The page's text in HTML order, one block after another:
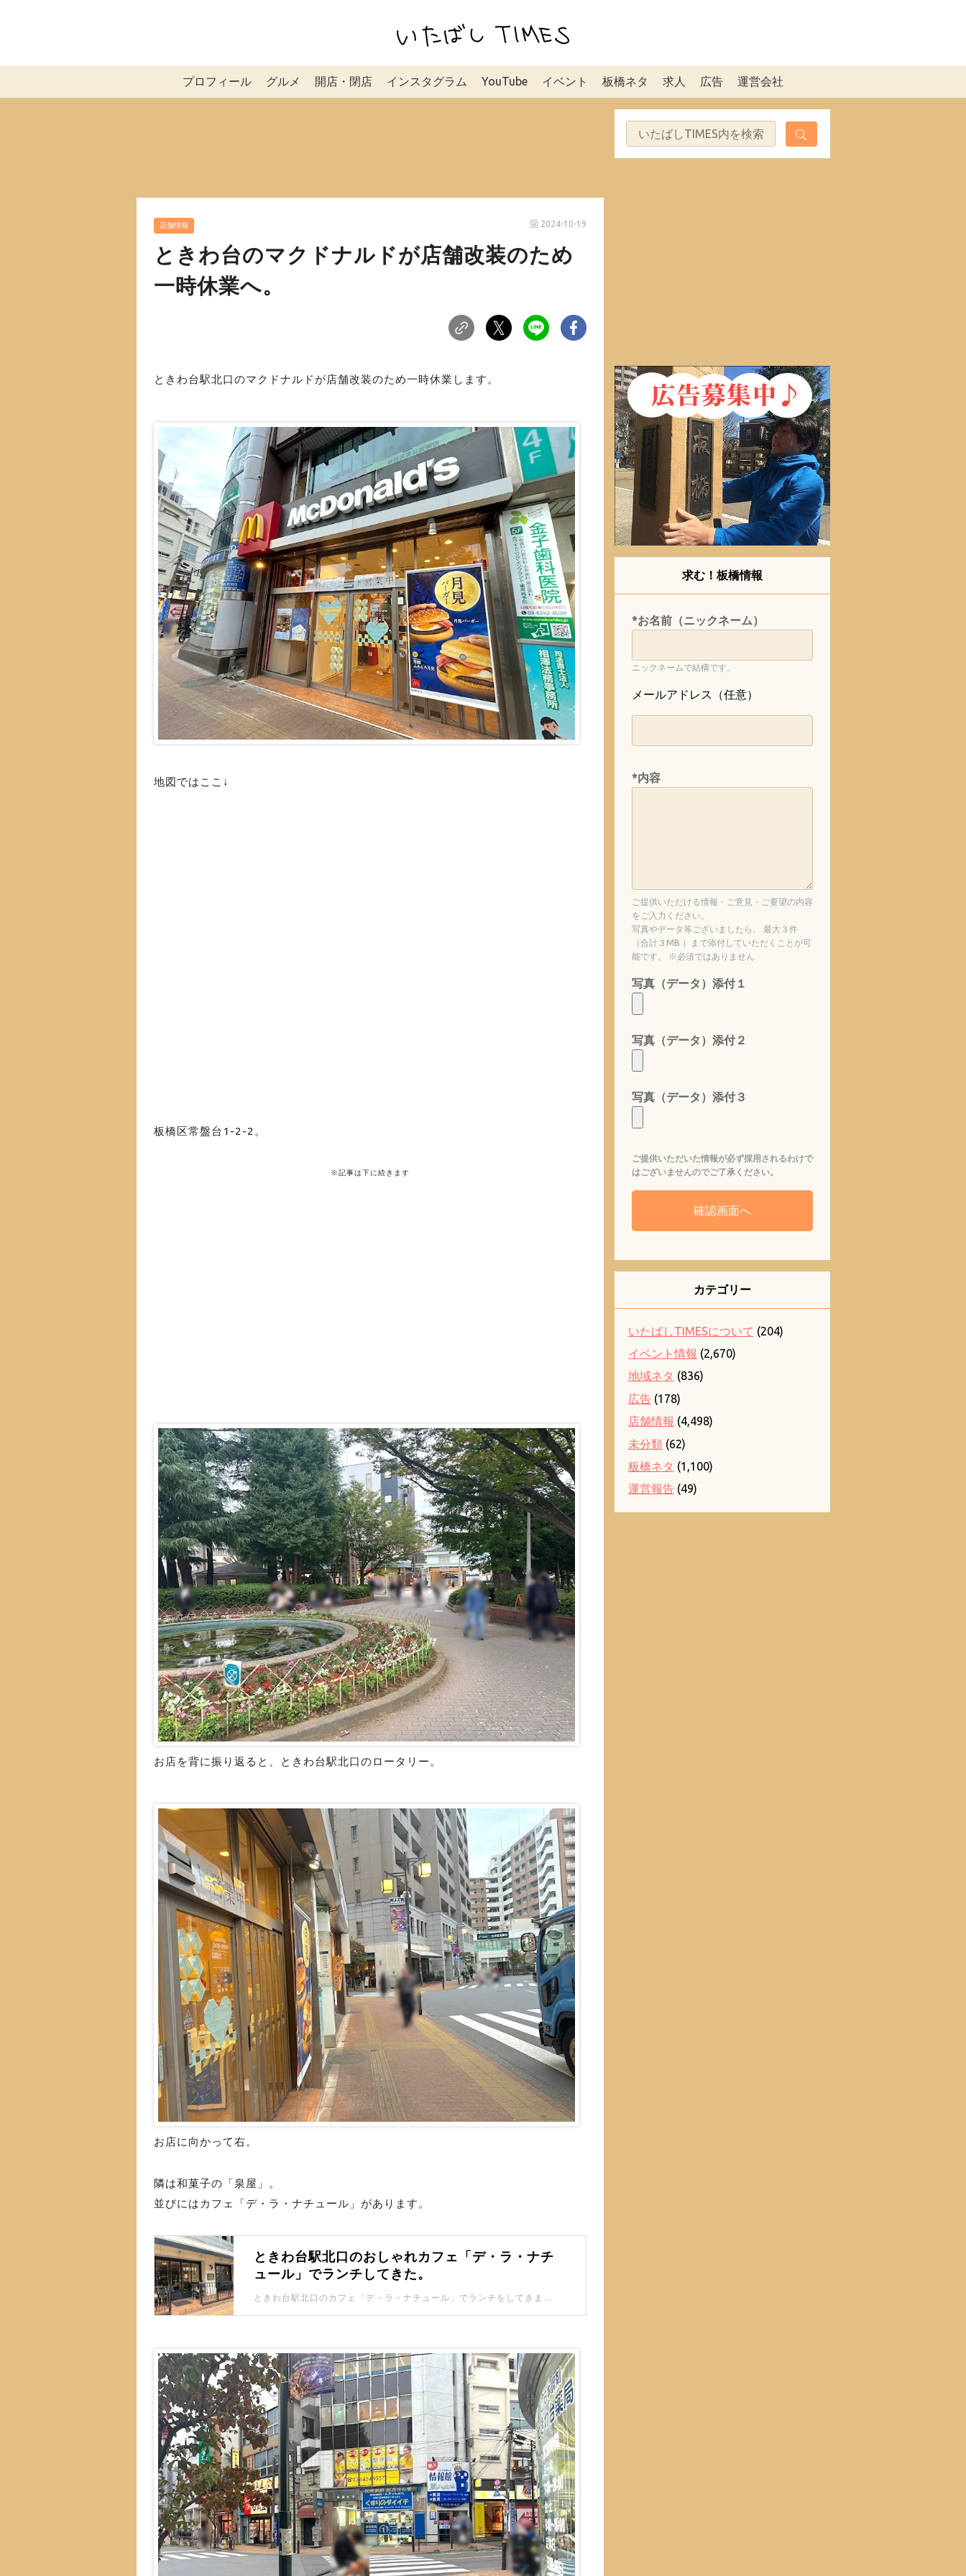
プロフィール グルメ 開店・閉店 インスタグラム YouTube イベント 板橋ネタ 求人 広告 運営会社
店舗情報 2024-10-19
ときわ台のマクドナルドが店舗改装のため
一時休業へ。
ときわ台駅北口のマクドナルドが店舗改装のため一時休業します。
地図ではここ↓
板橋区常盤台1-2-2 。
※記事は下に続きます
お店を背に振り返ると、ときわ台駅北口のロータリー。
お店に向かって右。
隣は和菓子の「泉屋」。
並びにはカフェ「デ・ラ・ナチュール」があります。
ときわ台駅北口のおしゃれカフェ「デ・ラ・ナチ
ュール」でランチしてきた。
ときわ台駅北口のカフェ「デ・ラ・ナチュール」でランチをしてきました。 駅前にある海外風のおしゃれなカフェ。
求む！板橋情報
*お名前（ニックネーム）
ニックネームで結構です。
メールアドレス（任意）
*内容
ご提供いただける情報・ご意見・ご要望の内容
をご入力ください。
写真やデータ等ございましたら、 最大３件
（合計３MB ）まで添付していただくことが可
能です。 ※必須ではありません
写真（データ）添付１
写真（データ）添付２
写真（データ）添付３
ご提供いただいた情報が必ず採用されるわけで
はございませんのでご了承ください。
カテゴリー
いたばしTIMESについて (204)
イベント情報 (2,670)
地域ネタ (836)
広告(178)
店舗情報 (4,498)
未分類(62)
板橋ネタ (1,100)
運営報告(49)